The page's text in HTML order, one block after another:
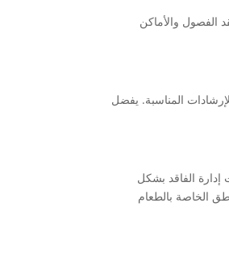
الفصول والأماكن
المناسبة. يفضل
الفاقد بشكل
الخاصة بالطعام